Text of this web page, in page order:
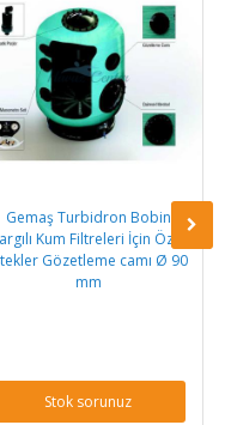
Gemaş Turbidron Bobin
Kum Filtreleri İçin Özel
Gözetleme camı Ø 90
mm
Stok sorunuz